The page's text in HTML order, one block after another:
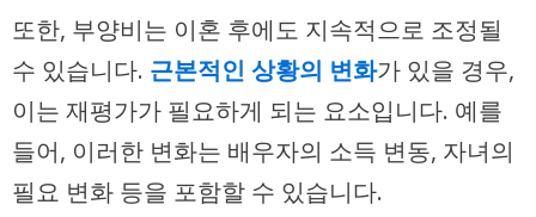
또한, 부양비는 이혼 후에도 지속적으로 조정될
수 있습니다. 근본적인 상황의 변화가 있을 경우,
이는 재평가가 필요하게 되는 요소입니다. 예를
들어, 이러한 변화는 배우자의 소득 변동, 자녀의
필요 변화 등을 포함할 수 있습니다.